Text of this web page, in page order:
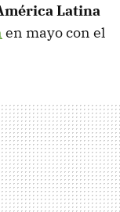
Latina
en mayo con el